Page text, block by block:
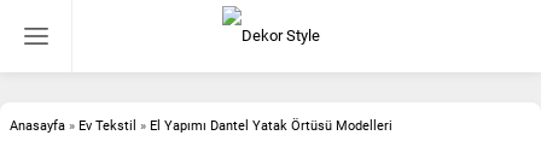
Anasayfa » Ev Tekstil » El Yapımı Dantel Yatak Örtüsü Modelleri